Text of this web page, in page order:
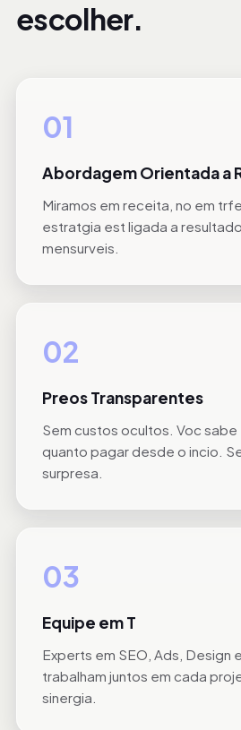
escolher.
01
Abordagem Orientada a
Miramos em receita, no em
estratgia est ligada a
mensurveis.
02
Preos Transparentes
Sem custos ocultos. Voc
quanto pagar desde o incio.
surpresa.
03
Equipe em T
Experts em SEO, Ads, Design
trabalham juntos em cada
sinergia.